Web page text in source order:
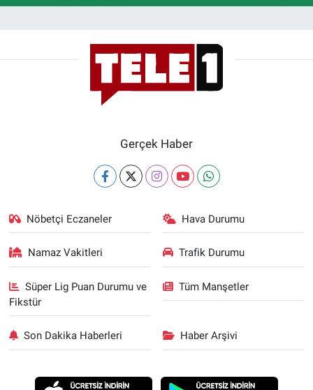
Gerçek Haber
Nöbetçi Eczaneler Hava Durumu
Namaz Vakitleri Trafik Durumu
Süper Lig Puan Durumu ve
Fikstür
Tüm Manşetler
Son Dakika Haberleri Haber Arşivi